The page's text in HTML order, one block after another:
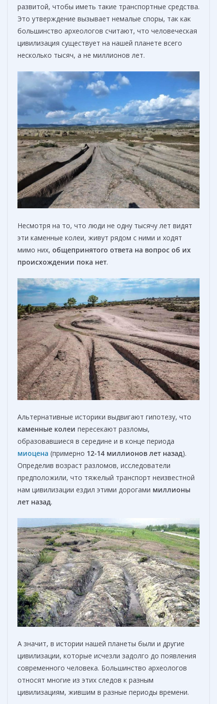
развитой, чтобы иметь такие транспортные средства.
Это утверждение вызывает немалые споры, так как
большинство археологов считают, что человеческая
цивилизация существует на нашей планете всего
несколько тысяч, а не миллионов лет.
Несмотря на то, что люди не одну тысячу лет видят
эти каменные колеи, живут рядом с ними и ходят
мимо них, общепринятого ответа на вопрос об их
происхождении пока нет.
Альтернативные историки выдвигают гипотезу, что
каменные колеи пересекают разломы,
образовавшиеся в середине и в конце периода
миоцена (примерно 12-14 миллионов лет назад).
Определив возраст разломов, исследователи
предположили, что тяжелый транспорт неизвестной
нам цивилизации ездил этими дорогами миллионы
лет назад.
А значит, в истории нашей планеты были и другие
цивилизации, которые исчезли задолго до появления
современного человека. Большинство археологов
относят многие из этих следов к разным
цивилизациям, жившим в разные периоды времени.